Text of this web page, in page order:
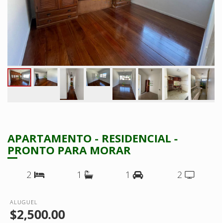
APARTAMENTO - RESIDENCIAL -
PRONTO PARA MORAR
2 1 1 2
ALUGUEL
$2,500.00